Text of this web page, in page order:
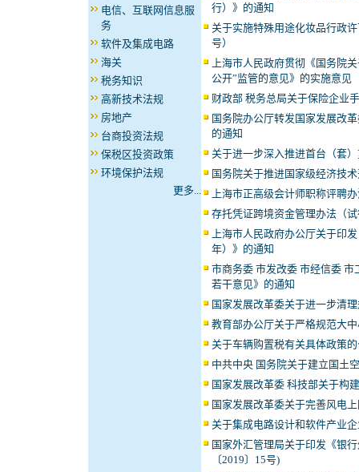
电信、互联网信息服
务
软件及集成电路
海关
税务知识
高新技术法规
房地产
台商投资法规
保税区投资政策
环境保护法规
更多...
行）》的通知
关于实施特殊用途化妆品行政
号）
上海市人民政府贯彻《国务院
公开”监管的意见》的实施意见
财政部 税务总局关于保险企业
国务院办公厅转发国家发展改
的通知
关于进一步深入推进首台（套
国务院关于推进国家级经济技
上海市正高级会计师职称评聘
存托凭证跨境资金管理办法（
上海市人民政府办公厅关于印
年）》的通知
市商务委 市发改委 市经信委
若干意见》的通知
国家发展改革委关于进一步清
教育部办公厅关于严格规范大
关于车辆购置税有关具体政策
中共中央 国务院关于建立国土
国家发展改革委 科技部关于构
国家发展改革委关于完善风电
关于集成电路设计和软件产业
国家外汇管理局关于印发《银
〔2019〕15号)